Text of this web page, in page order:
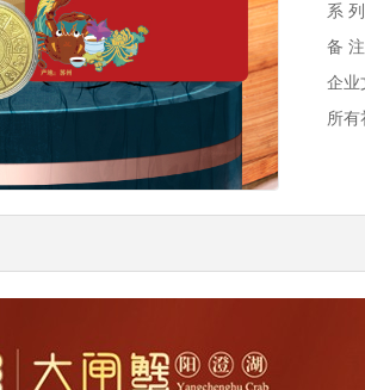
系 列
备 注
企业
所有